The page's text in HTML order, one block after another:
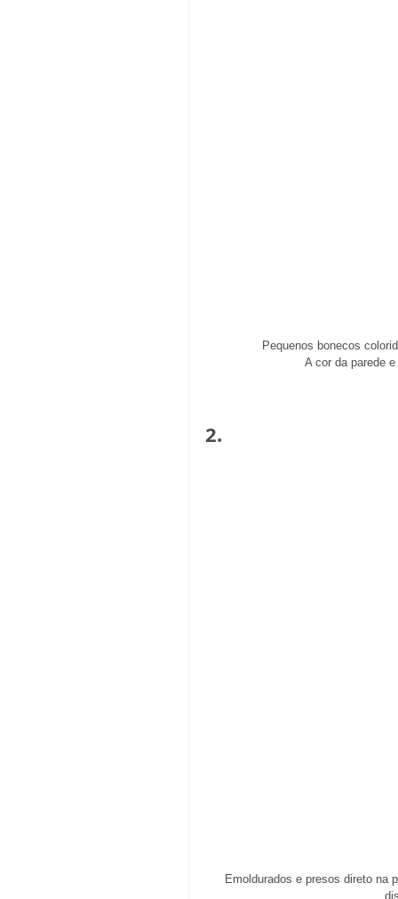
Pequenos bonecos
A cor da parede
2.
Emoldurados e presos direto na